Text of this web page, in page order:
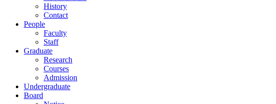
History
Contact
People
Faculty
Staff
Graduate
Research
Courses
Admission
Undergraduate
Board